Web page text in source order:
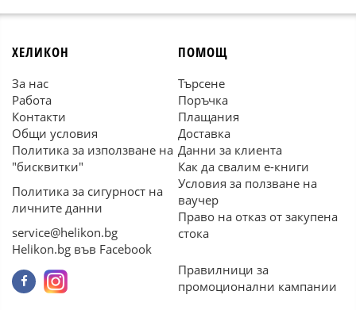
ХЕЛИКОН
За нас
Работа
Контакти
Общи условия
Политика за използване на
"бисквитки"
Политика за сигурност на
личните данни
service@helikon.bg
Helikon.bg във Facebook
ПОМОЩ
Търсене
Поръчка
Плащания
Доставка
Данни за клиента
Как да свалим е-книги
Условия за ползване на
ваучер
Право на отказ от закупена
стока
Правилници за
промоционални кампании